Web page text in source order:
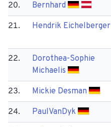
20. Bernhard
21. Hendrik Eichelberger
22.
Dorothea-Sophie
Michaelis
23. Mickie Desman
24. Paul​VanDyk